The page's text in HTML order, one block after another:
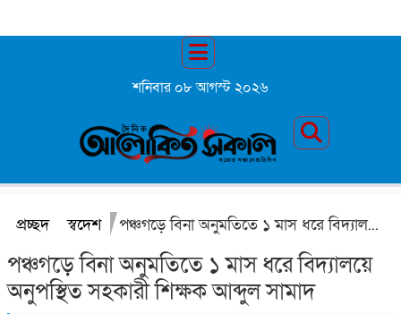
শনিবার ০৮ আগস্ট ২০২৬
প্রচ্ছদ স্বদেশ পঞ্চগড়ে বিনা অনুমতিতে ১ মাস ধরে বিদ্যালয়ে অনুপস্থিত সহকারী শিক্ষক আব্দুল সামাদ
পঞ্চগড়ে বিনা অনুমতিতে ১ মাস ধরে বিদ্যালয়ে
অনুপস্থিত সহকারী শিক্ষক আব্দুল সামাদ